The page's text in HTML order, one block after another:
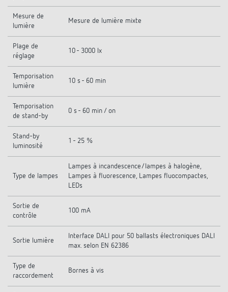
Mesure de
lumière
Mesure de lumière mixte
Plage de
réglage
10 - 3000 lx
Temporisation
lumière
10 s - 60 min
Temporisation
de stand-by
0 s - 60 min / on
Stand-by
luminosité
1 - 25 %
Type de lampes
Lampes à incandescence/lampes à halogène,
Lampes à fluorescence, Lampes fluocompactes,
LEDs
Sortie de
contrôle
100 mA
Sortie lumière
Interface DALI pour 50 ballasts électroniques DALI
max. selon EN 62386
Type de
raccordement
Bornes à vis